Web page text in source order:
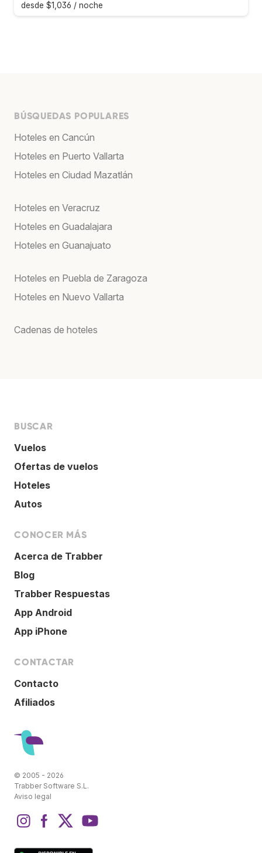
desde $1,036 / noche
BÚSQUEDAS POPULARES
Hoteles en Cancún
Hoteles en Puerto Vallarta
Hoteles en Ciudad Mazatlán
Hoteles en Veracruz
Hoteles en Guadalajara
Hoteles en Guanajuato
Hoteles en Puebla de Zaragoza
Hoteles en Nuevo Vallarta
Cadenas de hoteles
BUSCAR
Vuelos
Ofertas de vuelos
Hoteles
Autos
CONOCER MÁS
Acerca de Trabber
Blog
Trabber Respuestas
App Android
App iPhone
CONTACTAR
Contacto
Afiliados
© 2005 - 2026
Trabber Software S.L.
Aviso legal